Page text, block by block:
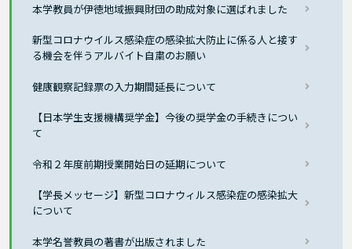
本学教員が伊徳地域振興財団の助成対象に選ばれました
新型コロナウイルス感染症の感染拡大防止に係る人と接す
る機会を伴うアルバイト自粛のお願い
健康観察記録票の入力期間延長について
【日本学生支援機構奨学金】今後の奨学金の手続きについ
て
令和２年度前期授業開始日の延期について
【学長メッセージ】新型コロナウィルス感染症の感染拡大
について
本学名誉教員の著書が出版されました